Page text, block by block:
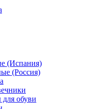
(Испания)
(Россия)
обуви